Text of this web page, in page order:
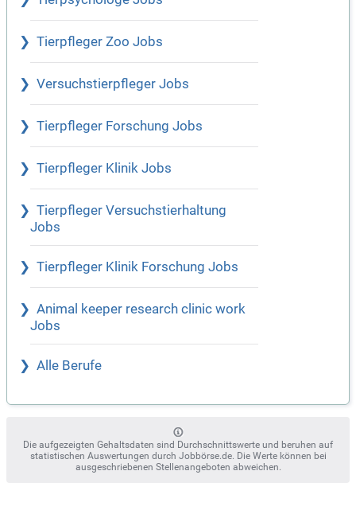
Tierpfleger Zoo Jobs
Versuchstierpfleger Jobs
Tierpfleger Forschung Jobs
Tierpfleger Klinik Jobs
Tierpfleger Versuchstierhaltung
Jobs
Tierpfleger Klinik Forschung Jobs
Animal keeper research clinic work
Jobs
Alle Berufe
Die aufgezeigten Gehaltsdaten sind Durchschnittswerte und beruhen auf
statistischen Auswertungen durch Jobbörse.de. Die Werte können bei
ausgeschriebenen Stellenangeboten abweichen.